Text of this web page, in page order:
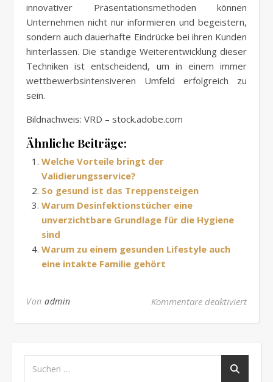
innovativer Präsentationsmethoden können
Unternehmen nicht nur informieren und begeistern,
sondern auch dauerhafte Eindrücke bei ihren Kunden
hinterlassen. Die ständige Weiterentwicklung dieser
Techniken ist entscheidend, um in einem immer
wettbewerbsintensiveren Umfeld erfolgreich zu
sein.
Bildnachweis: VRD – stock.adobe.com
Ähnliche Beiträge:
Welche Vorteile bringt der
Validierungsservice?
So gesund ist das Treppensteigen
Warum Desinfektionstücher eine
unverzichtbare Grundlage für die Hygiene
sind
Warum zu einem gesunden Lifestyle auch
eine intakte Familie gehört
Von admin Kommentare deaktiviertfür